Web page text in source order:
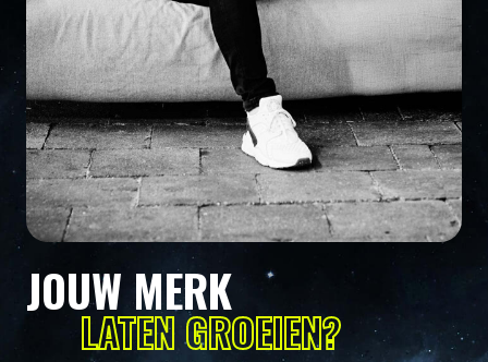
JOUW MERK
LATEN GROEIEN?